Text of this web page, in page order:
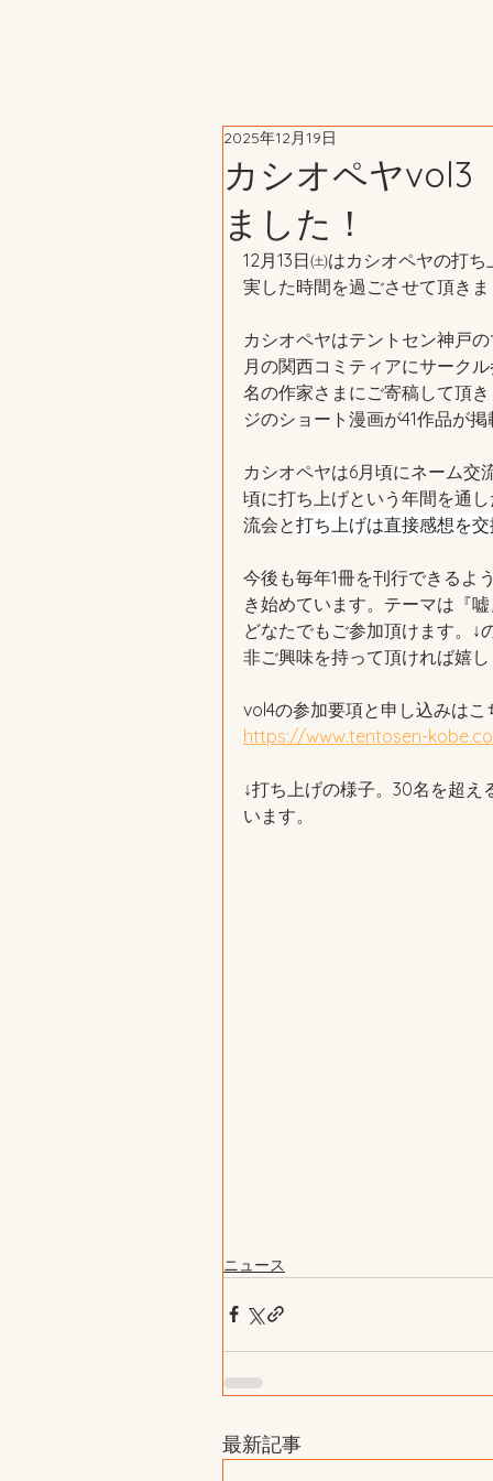
カシオペヤvol3
ました！
2025年12月19日
12月13日㈯はカシオペヤの打
実した時間を過ごさせて頂き
カシオペヤはテントセン神戸
月の関西コミティアにサーク
名の作家さまにご寄稿して頂
ジのショート漫画が41作品が
カシオペヤは6月頃にネーム交
頃に打ち上げという年間を通
流会と打ち上げは直接感想を
今後も毎年1冊を刊行できるよ
き始めています。テーマは『
どなたでもご参加頂けます。↓
非ご興味を持って頂ければ嬉
vol4の参加要項と申し込みはこ
https://www.tentosen-
↓打ち上げの様子。30名を超
います。
ニュース
最新記事